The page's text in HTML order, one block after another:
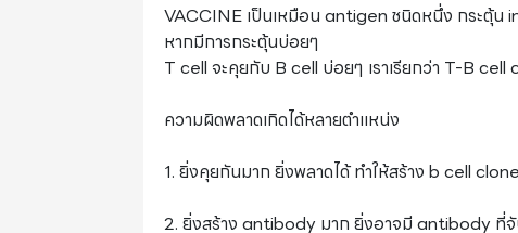
VACCINE เป็นเหมือน antigen ชนิดหนึ่ง กระตุ้น
หากมีการกระตุ้นบ่อยๆ
T cell จะคุยกับ B cell บ่อยๆ เราเรียกว่า T-B
ความผิดพลาดเกิดได้หลายตำแหน่ง
1. ยิ่งคุยกันมาก ยิ่งพลาดได้ ทำให้สร้าง b cell
2. ยิ่งสร้าง antibody มาก ยิ่งอาจมี antibody